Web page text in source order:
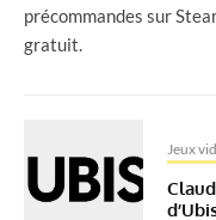
précommandes sur
gratuit.
Jeux